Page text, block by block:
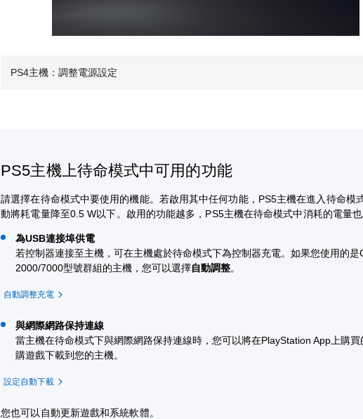
PS4主機：調整電源設定
PS5主機上待命模式中可用的功能
請選擇在待命模式中要使用的機能。若啟用其中任何功能，PS5主機在進入待命模
動將耗電量降至0.5 W以下。啟用的功能越多，PS5主機在待命模式中消耗的電量
為USB連接埠供電
若控制器連接至主機，可在主機處於待命模式下為控制器充電。如果您使用的是
2000/7000型號群組的主機，您可以選擇自動調整。
自動調整充電
與網際網路保持連線
當主機在待命模式下與網際網路保持連線時，您可以將在PlayStation App上購
購遊戲下載到您的主機。
設定自動下載
您也可以自動更新遊戲和系統軟體。